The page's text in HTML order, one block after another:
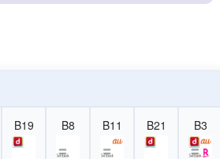
B19 B8 B11 B21 B3